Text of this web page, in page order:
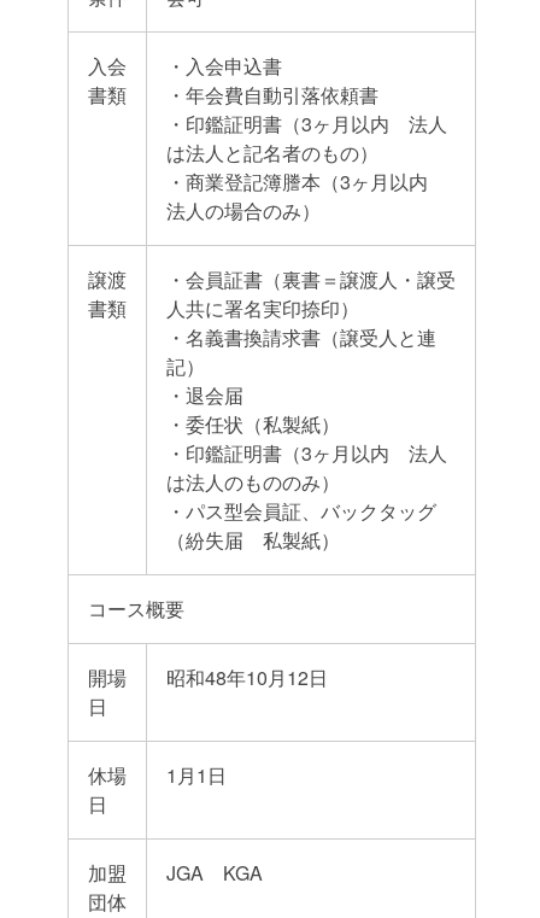
入会
書類
・入会申込書
・年会費自動引落依頼書
・印鑑証明書（3ヶ月以内 法人
は法人と記名者のもの）
・商業登記簿謄本（3ヶ月以内
法人の場合のみ）
譲渡
書類
・会員証書（裏書＝譲渡人・譲受
人共に署名実印捺印）
・名義書換請求書（譲受人と連
記）
・退会届
・委任状（私製紙）
・印鑑証明書（3ヶ月以内 法人
は法人のもののみ）
・パス型会員証、バックタッグ
（紛失届 私製紙）
コース概要
開場
日
昭和48年10月12日
休場
日
1月1日
加盟
団体
JGA KGA